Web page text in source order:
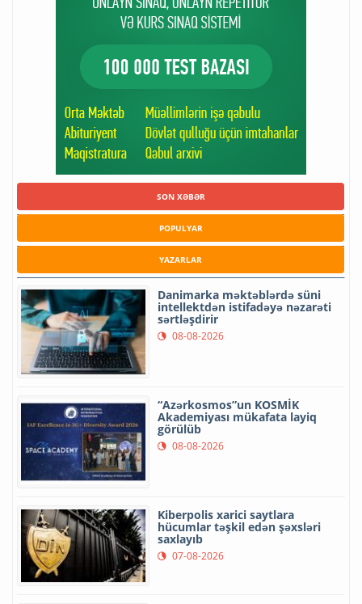
SON XƏBƏR
POPULYAR
YAZARLAR
Danimarka məktəblərdə süni
intellektdən istifadəyə nəzarəti
sərtləşdirir
08-08-2026
“Azərkosmos”un KOSMİK
Akademiyası mükafata layiq
görülüb
08-08-2026
Kiberpolis xarici saytlara
hücumlar təşkil edən şəxsləri
saxlayıb
07-08-2026